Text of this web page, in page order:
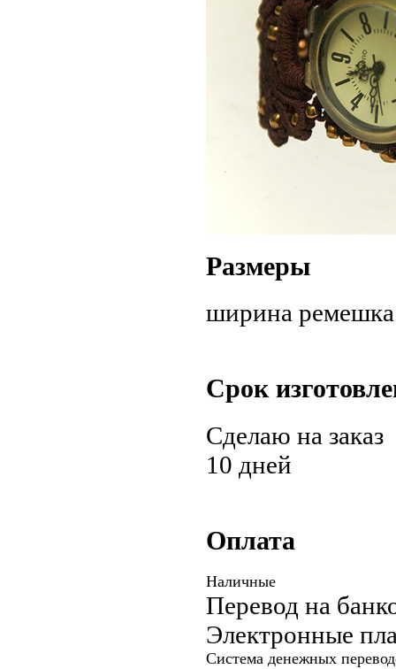
Размеры
ширина ремешка
Срок
Сделаю на заказ
10 дней
Оплата
Наличные
Перевод на
Электронные
Система денежных